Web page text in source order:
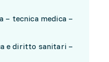
– tecnica medica –
e diritto sanitari –